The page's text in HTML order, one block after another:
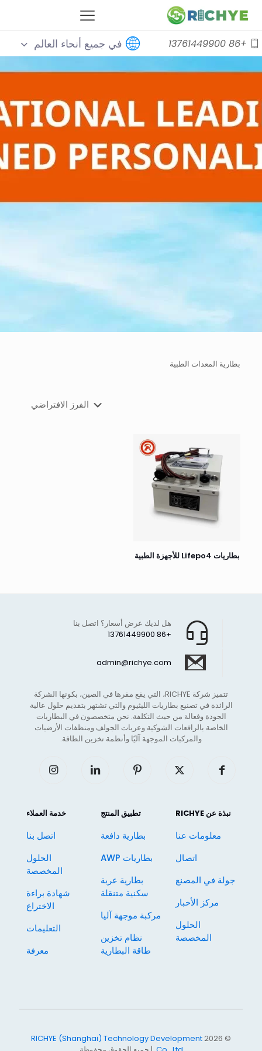
+86 13761449900 في جميع أنحاء العالم
بطارية المعدات الطبية
بطاريات Lifepo4 للأجهزة الطبية
+86 13761449900
هل لديك عرض أسعار؟ اتصل بنا
admin@richye.com
تتميز شركة RICHYE، التي يقع مقرها في الصين، بكونها الشركة
الرائدة في تصنيع بطاريات الليثيوم والتي تشتهر بتقديم حلول عالية
الجودة وفعالة من حيث التكلفة. نحن متخصصون في البطاريات
الخاصة بالرافعات الشوكية وعربات الجولف ومنظفات الأرضيات
والمركبات الموجهة آليًا وأنظمة تخزين الطاقة.
نبذة عن RICHYE
معلومات عنا
اتصال
جولة في المصنع
مركز الأخبار
الحلول
المخصصة
تطبيق المنتج
بطارية دافعة
بطاريات AWP
بطارية عربة
سكنية متنقلة
مركبة موجهة آليا
نظام تخزين
طاقة البطارية
خدمة العملاء
اتصل بنا
الحلول
المخصصة
شهادة براءة
الاختراع
التعليمات
معرفة
© 2026
RICHYE (Shanghai) Technology Development